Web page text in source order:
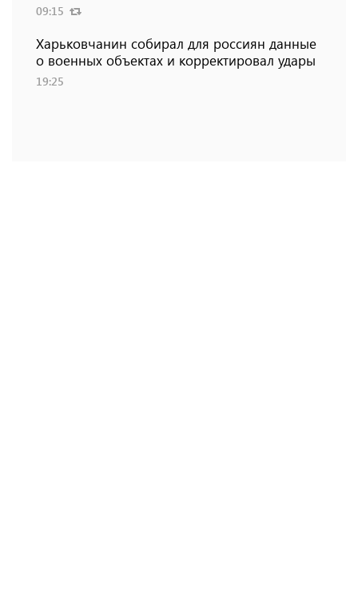
09:15
Харьковчанин собирал для россиян данные
о военных объектах и ​​корректировал удары
19:25